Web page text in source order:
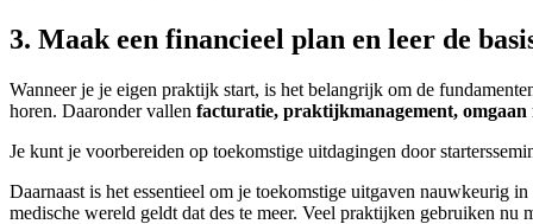
3. Maak een financieel plan en leer de
Wanneer je je eigen praktijk start, is het belangrijk om de
horen. Daaronder vallen facturatie, praktijkmanagement,
Je kunt je voorbereiden op toekomstige uitdagingen door
Daarnaast is het essentieel om je toekomstige uitgaven nauwkeurig
medische wereld geldt dat des te meer. Veel praktijken gebruiken